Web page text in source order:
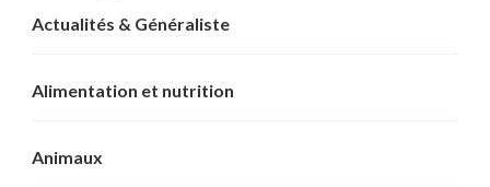
Actualités & Généraliste
Alimentation et nutrition
Animaux